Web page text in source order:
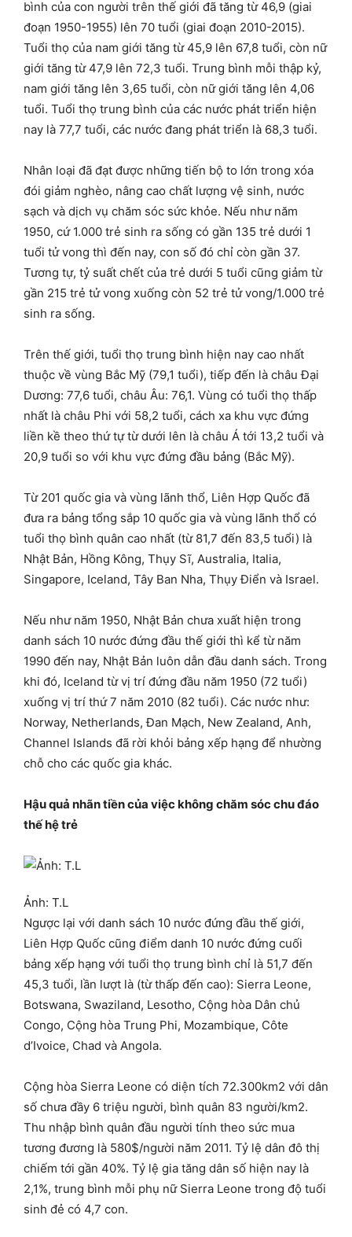
bình của con người trên thế giới đã tăng từ 46,9 (giai
đoạn 1950-1955) lên 70 tuổi (giai đoạn 2010-2015).
Tuổi thọ của nam giới tăng từ 45,9 lên 67,8 tuổi, còn nữ
giới tăng từ 47,9 lên 72,3 tuổi. Trung bình mỗi thập kỷ,
nam giới tăng lên 3,65 tuổi, còn nữ giới tăng lên 4,06
tuổi. Tuổi thọ trung bình của các nước phát triển hiện
nay là 77,7 tuổi, các nước đang phát triển là 68,3 tuổi.
Nhân loại đã đạt được những tiến bộ to lớn trong xóa
đói giảm nghèo, nâng cao chất lượng vệ sinh, nước
sạch và dịch vụ chăm sóc sức khỏe. Nếu như năm
1950, cứ 1.000 trẻ sinh ra sống có gần 135 trẻ dưới 1
tuổi tử vong thì đến nay, con số đó chỉ còn gần 37.
Tương tự, tỷ suất chết của trẻ dưới 5 tuổi cũng giảm từ
gần 215 trẻ tử vong xuống còn 52 trẻ tử vong/1.000 trẻ
sinh ra sống.
Trên thế giới, tuổi thọ trung bình hiện nay cao nhất
thuộc về vùng Bắc Mỹ (79,1 tuổi), tiếp đến là châu Đại
Dương: 77,6 tuổi, châu Âu: 76,1. Vùng có tuổi thọ thấp
nhất là châu Phi với 58,2 tuổi, cách xa khu vực đứng
liền kề theo thứ tự từ dưới lên là châu Á tới 13,2 tuổi và
20,9 tuổi so với khu vực đứng đầu bảng (Bắc Mỹ).
Từ 201 quốc gia và vùng lãnh thổ, Liên Hợp Quốc đã
đưa ra bảng tổng sắp 10 quốc gia và vùng lãnh thổ có
tuổi thọ bình quân cao nhất (từ 81,7 đến 83,5 tuổi) là
Nhật Bản, Hồng Kông, Thụy Sĩ, Australia, Italia,
Singapore, Iceland, Tây Ban Nha, Thụy Điển và Israel.
Nếu như năm 1950, Nhật Bản chưa xuất hiện trong
danh sách 10 nước đứng đầu thế giới thì kể từ năm
1990 đến nay, Nhật Bản luôn dẫn đầu danh sách. Trong
khi đó, Iceland từ vị trí đứng đầu năm 1950 (72 tuổi)
xuống vị trí thứ 7 năm 2010 (82 tuổi). Các nước như:
Norway, Netherlands, Đan Mạch, New Zealand, Anh,
Channel Islands đã rời khỏi bảng xếp hạng để nhường
chỗ cho các quốc gia khác.
Hậu quả nhãn tiền của việc không chăm sóc chu đáo
thế hệ trẻ
Ảnh: T.L
Ngược lại với danh sách 10 nước đứng đầu thế giới,
Liên Hợp Quốc cũng điểm danh 10 nước đứng cuối
bảng xếp hạng với tuổi thọ trung bình chỉ là 51,7 đến
45,3 tuổi, lần lượt là (từ thấp đến cao): Sierra Leone,
Botswana, Swaziland, Lesotho, Cộng hòa Dân chủ
Congo, Cộng hòa Trung Phi, Mozambique, Côte
d’Ivoice, Chad và Angola.
Cộng hòa Sierra Leone có diện tích 72.300km2 với dân
số chưa đầy 6 triệu người, bình quân 83 người/km2.
Thu nhập bình quân đầu người tính theo sức mua
tương đương là 580$/người năm 2011. Tỷ lệ dân đô thị
chiếm tới gần 40%. Tỷ lệ gia tăng dân số hiện nay là
2,1%, trung bình mỗi phụ nữ Sierra Leone trong độ tuổi
sinh đẻ có 4,7 con.